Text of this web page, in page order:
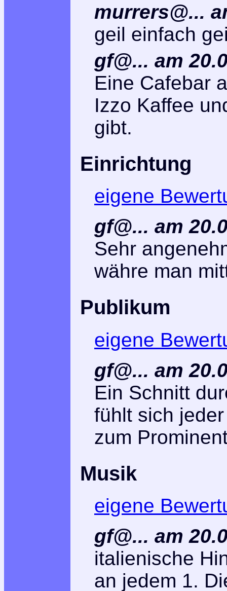
murrers@...
geil einfach
gf@... am
Eine Cafebar
Izzo Kaffee
gibt.
Einrichtung
eigene
gf@... am
Sehr
währe man
Publikum
eigene
gf@... am
Ein Schnitt
fühlt sich
zum
Musik
eigene
gf@... am
italienische
an jedem 1.